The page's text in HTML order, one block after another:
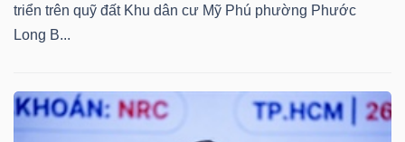
triển trên quỹ đất Khu dân cư Mỹ Phú phường Phước
Long B...
KHÔNG